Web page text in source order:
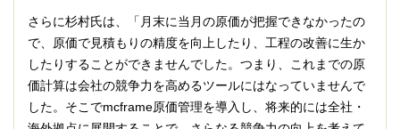
さらに杉村氏は、「月末に当月の原価が把握できなかったの
で、原価で見積もりの精度を向上したり、工程の改善に生か
したりすることができませんでした。つまり、これまでの原
価計算は会社の競争力を高めるツールにはなっていませんで
した。そこでmcframe原価管理を導入し、将来的には全社・